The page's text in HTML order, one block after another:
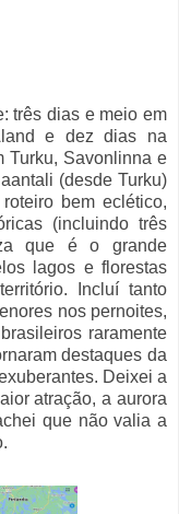
dias e meio em
e dez dias na
Turku, Savonlinna e
(desde Turku)
bem eclético,
(incluindo três
que é o grande
lagos e florestas
Incluí tanto
nos pernoites,
raramente
destaques da
Deixei a
atração, a aurora
que não valia a